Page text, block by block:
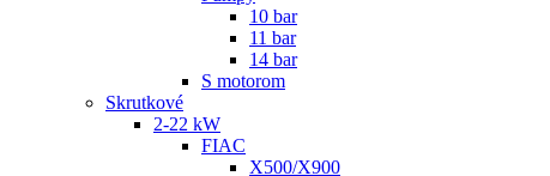
10 bar
11 bar
14 bar
S motorom
Skrutkové
2-22 kW
FIAC
X500/X900